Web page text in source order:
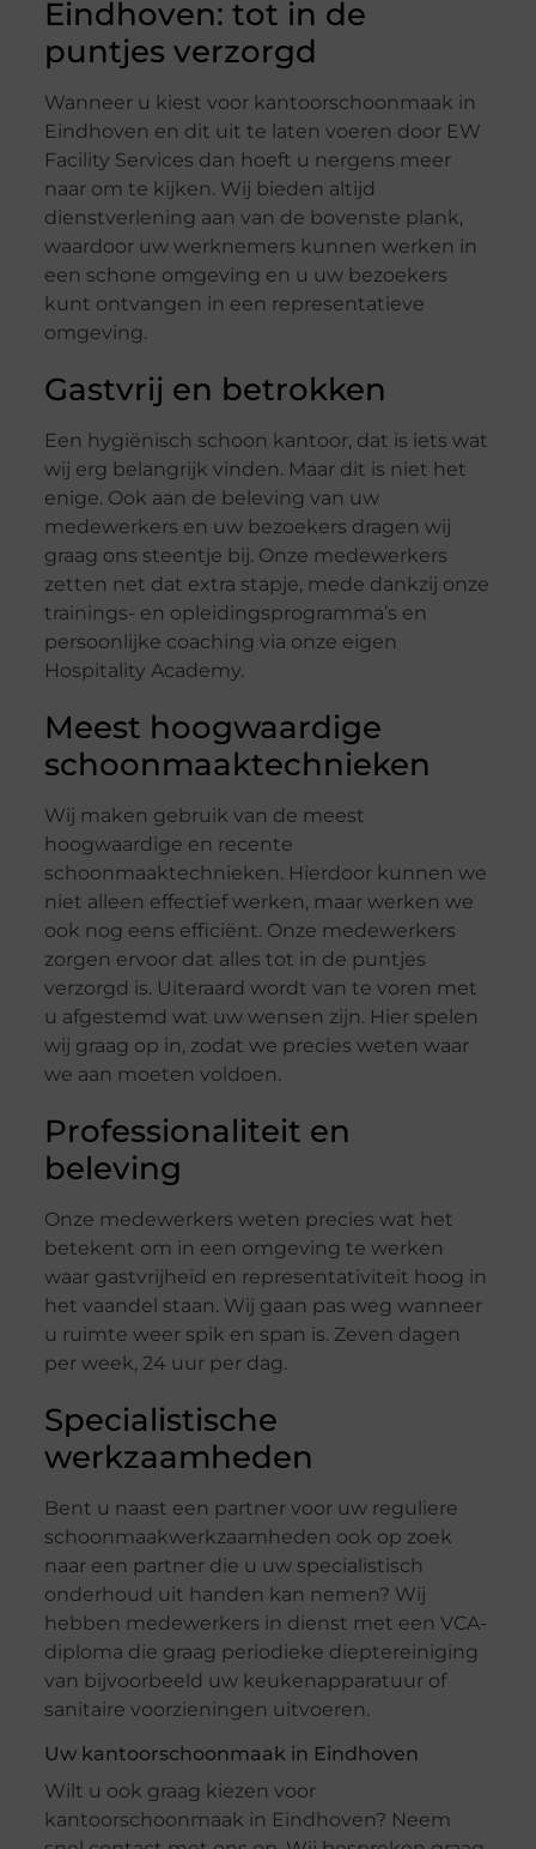
Eindhoven: tot in de
puntjes verzorgd
Wanneer u kiest voor kantoorschoonmaak in
Eindhoven en dit uit te laten voeren door EW
Facility Services dan hoeft u nergens meer
naar om te kijken. Wij bieden altijd
dienstverlening aan van de bovenste plank,
waardoor uw werknemers kunnen werken in
een schone omgeving en u uw bezoekers
kunt ontvangen in een representatieve
omgeving.
Gastvrij en betrokken
Een hygiënisch schoon kantoor, dat is iets wat
wij erg belangrijk vinden. Maar dit is niet het
enige. Ook aan de beleving van uw
medewerkers en uw bezoekers dragen wij
graag ons steentje bij. Onze medewerkers
zetten net dat extra stapje, mede dankzij onze
trainings- en opleidingsprogramma’s en
persoonlijke coaching via onze eigen
Hospitality Academy.
Meest hoogwaardige
schoonmaaktechnieken
Wij maken gebruik van de meest
hoogwaardige en recente
schoonmaaktechnieken. Hierdoor kunnen we
niet alleen effectief werken, maar werken we
ook nog eens efficiënt. Onze medewerkers
zorgen ervoor dat alles tot in de puntjes
verzorgd is. Uiteraard wordt van te voren met
u afgestemd wat uw wensen zijn. Hier spelen
wij graag op in, zodat we precies weten waar
we aan moeten voldoen.
Professionaliteit en
beleving
Onze medewerkers weten precies wat het
betekent om in een omgeving te werken
waar gastvrijheid en representativiteit hoog in
het vaandel staan. Wij gaan pas weg wanneer
u ruimte weer spik en span is. Zeven dagen
per week, 24 uur per dag.
Specialistische
werkzaamheden
Bent u naast een partner voor uw reguliere
schoonmaakwerkzaamheden ook op zoek
naar een partner die u uw specialistisch
onderhoud uit handen kan nemen? Wij
hebben medewerkers in dienst met een VCA-
diploma die graag periodieke dieptereiniging
van bijvoorbeeld uw keukenapparatuur of
sanitaire voorzieningen uitvoeren.
Uw kantoorschoonmaak in Eindhoven
Wilt u ook graag kiezen voor
kantoorschoonmaak in Eindhoven? Neem